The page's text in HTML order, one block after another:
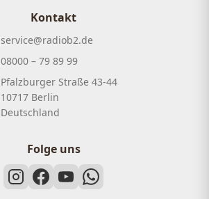
Kontakt
service@radiob2.de
08000 – 79 89 99
Pfalzburger Straße 43-44
10717 Berlin
Deutschland
Folge uns